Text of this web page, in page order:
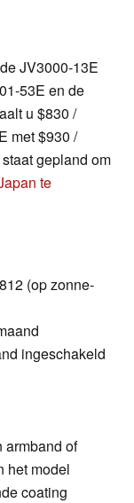
JV3000-13E
53E en de
u $830 /
met $930 /
gepland om
te
(op zonne-
ingeschakeld
armband of
het model
coating